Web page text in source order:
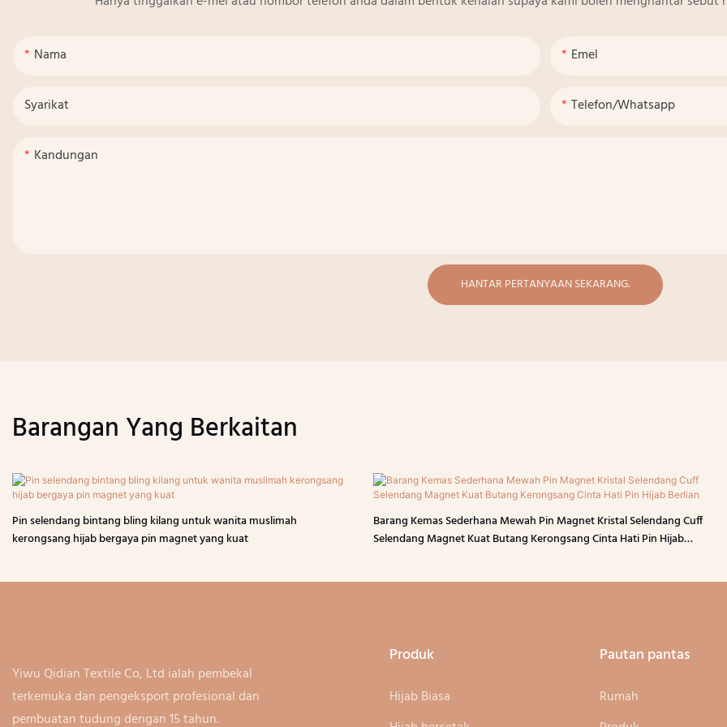
Nama Emel
Syarikat Telefon/whatsapp
Kandungan
HANTAR PERTANYAAN SEKARANG.
Barangan Yang Berkaitan
Pin selendang bintang bling kilang untuk wanita muslimah
kerongsang hijab bergaya pin magnet yang kuat
Barang Kemas Sederhana Mewah Pin Magnet Kristal Selendang Cuff
Selendang Magnet Kuat Butang Kerongsang Cinta Hati Pin Hijab
Yiwu Qidian Textile Co, Ltd ialah pembekal
terkemuka dan pengeksport profesional dan
pembuatan tudung dengan 15 tahun.
Produk
Hijab Biasa
Pautan pantas
Rumah